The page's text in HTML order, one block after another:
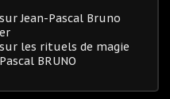
Jean-Pascal Bruno
les rituels de magie
BRUNO